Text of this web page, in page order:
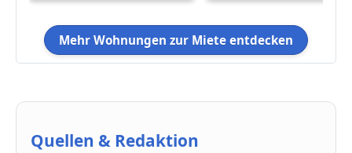
Mehr Wohnungen zur Miete entdecken
Quellen & Redaktion